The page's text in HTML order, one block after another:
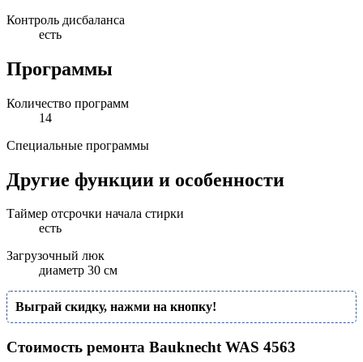
Контроль дисбаланса
есть
Программы
Количество программ
14
Специальные программы
Другие функции и особенности
Таймер отсрочки начала стирки
есть
Загрузочный люк
диаметр 30 см
Выграй скидку, нажми на кнопку!
Стоимость ремонта Bauknecht WAS 4563